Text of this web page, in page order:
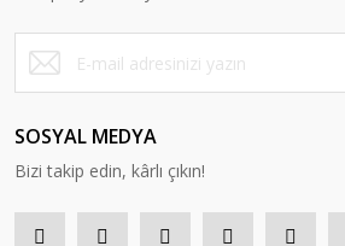
SOSYAL MEDYA
Bizi takip edin, kârlı çıkın!